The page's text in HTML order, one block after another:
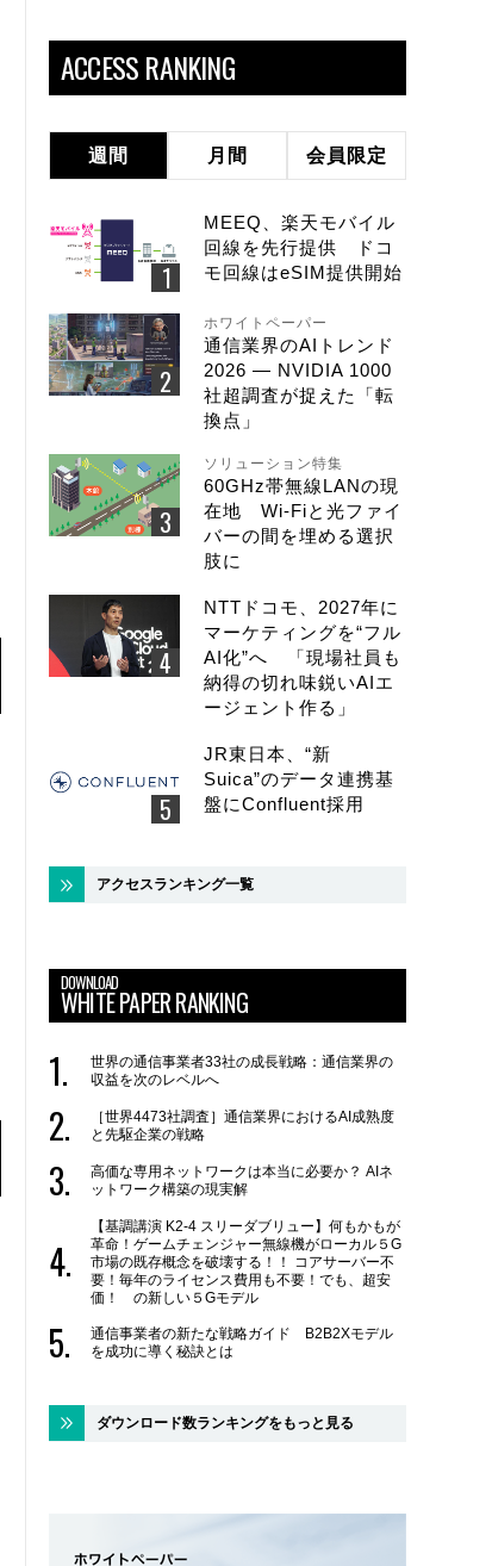
ACCESS RANKING
週間 月間 会員限定
MEEQ、楽天モバイル
回線を先行提供 ドコ
モ回線はeSIM提供開始
ホワイトペーパー
通信業界のAIトレンド
2026 ― NVIDIA 1000
社超調査が捉えた「転
換点」
ソリューション特集
60GHz帯無線LANの現
在地 Wi-Fiと光ファイ
バーの間を埋める選択
肢に
NTTドコモ、2027年に
マーケティングを“フル
AI化”へ 「現場社員も
納得の切れ味鋭いAIエ
ージェント作る」
JR東日本、“新
Suica”のデータ連携基
盤にConfluent採用
アクセスランキング一覧
DOWNLOAD
WHITE PAPER RANKING
世界の通信事業者33社の成長戦略：通信業界の
収益を次のレベルへ
［世界4473社調査］通信業界におけるAI成熟度
と先駆企業の戦略
高価な専用ネットワークは本当に必要か？ AIネ
ットワーク構築の現実解
【基調講演 K2-4 スリーダブリュー】何もかもが
革命！ゲームチェンジャー無線機がローカル５G
市場の既存概念を破壊する！！ コアサーバー不
要！毎年のライセンス費用も不要！でも、超安
価！ の新しい５Gモデル
通信事業者の新たな戦略ガイド B2B2Xモデル
を成功に導く秘訣とは
ダウンロード数ランキングをもっと見る